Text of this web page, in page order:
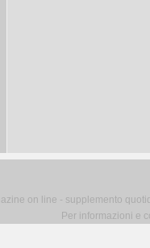
on line - supplemento
Per informazioni e